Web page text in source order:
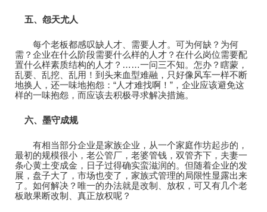
五、 怨天尤人
每个老板都感叹缺人才、需要人才。可为何缺？为何
需？企业在什么阶段需要什么样的人才？在什么岗位需要配
置什么样素质结构的人才？……一问三不知。怎办？瞎蒙，
乱要、乱挖、乱用！到头来血型难融，只好像风车一样不断
地换人，还一味地抱怨：“人才难找啊！”，企业应该避免这
样的一味抱怨，而应该去积极寻求解决措施。
六、 墨守成规
有相当部分企业是家族企业，从一个家庭作坊起步的，
最初的规模很小，老公管厂，老婆管钱，双管齐下，夫妻一
条心黄土变成金，日子过得确实蛮滋润的。但随着企业的发
展，盘子大了，市场也变了，家族式管理的局限性显露出来
了。如何解决？唯一的办法就是改制、放权，可又有几个老
板敢果断改制、真正放权呢？